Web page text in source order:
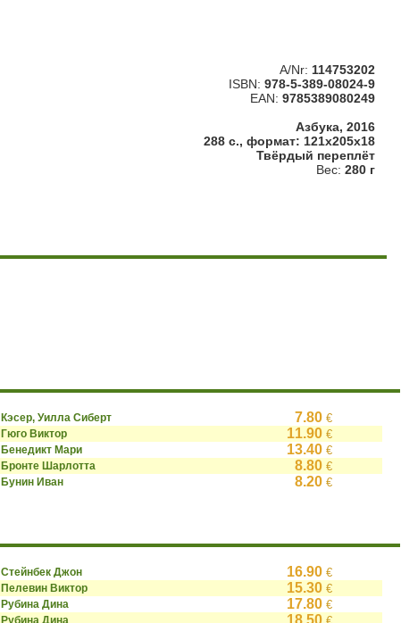
A/Nr: 114753202
ISBN: 978-5-389-08024-9
EAN: 9785389080249
Азбука, 2016
288 с., формат: 121x205x18
Твёрдый переплёт
Вес: 280 г
Кэсер, Уилла Сиберт 7.80€
Гюго Виктор 11.90€
Бенедикт Мари 13.40€
Бронте Шарлотта 8.80€
Бунин Иван 8.20€
Стейнбек Джон 16.90€
Пелевин Виктор 15.30€
Рубина Дина 17.80€
Рубина Дина 18.50